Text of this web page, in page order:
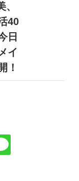
40
日
イ
！